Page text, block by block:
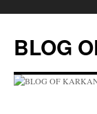
springen
BLOG